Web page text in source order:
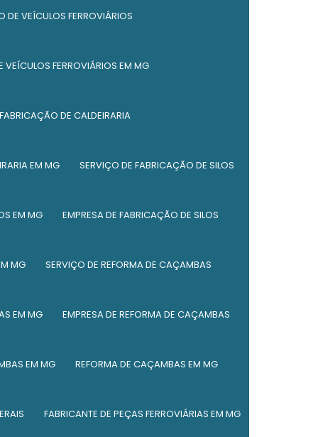
DE VEÍCULOS FERROVIÁRIOS
VEÍCULOS FERROVIÁRIOS EM MG
DE CALDEIRARIA
EM MG SERVIÇO DE FABRICAÇÃO DE SILOS
EM MG EMPRESA DE FABRICAÇÃO DE SILOS
MG SERVIÇO DE REFORMA DE CAÇAMBAS
EM MG EMPRESA DE REFORMA DE CAÇAMBAS
EM MG REFORMA DE CAÇAMBAS EM MG
FABRICANTE DE PEÇAS FERROVIÁRIAS EM MG
Peças ferroviárias
Reforma de caçambas de entulho
Serviço de caldeiraria leve
Manutenção de vagões de locomotivas
Serviço de manutenção de vagões